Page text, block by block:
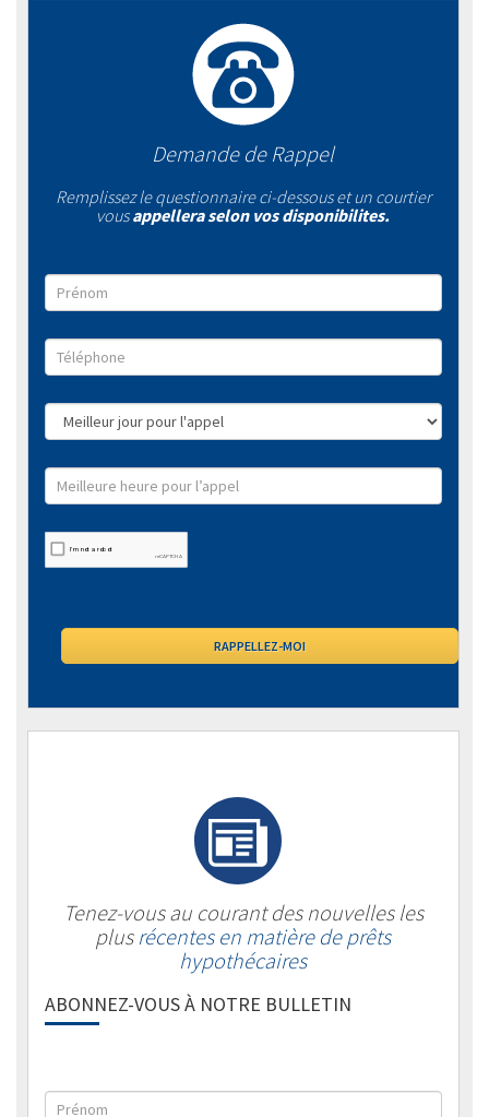
Demande de Rappel
Remplissez le questionnaire ci-dessous et un courtier
vousappellera selon vos disponibilites.
Tenez-vous au courant des nouvelles les
plus récentes en matière de prêts
hypothécaires
ABONNEZ-VOUS À NOTRE BULLETIN